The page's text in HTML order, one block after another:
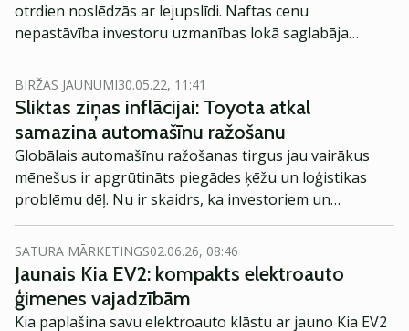
otrdien noslēdzās ar lejupslīdi. Naftas cenu
nepastāvība investoru uzmanības lokā saglabāja
inflācijas kāpumu, tāpat arī Federālās rezervju sistēmas
(FRS) monetārās politikas veidotāji bija noskaņoti
stingrāk nekā gaidīts.
BIRŽAS JAUNUMI30.05.22, 11:41
Sliktas ziņas inflācijai: Toyota atkal
samazina automašīnu ražošanu
Globālais automašīnu ražošanas tirgus jau vairākus
mēnešus ir apgrūtināts piegādes ķēžu un loģistikas
problēmu dēļ. Nu ir skaidrs, ka investoriem un
automašīnu pircējiem, kuri cer, ka situācija drīz
uzlabosies, nāksies vēl kādu laiku uzgaidīt, secina
izdevums Barron’s.
SATURA MĀRKETINGS02.06.26, 08:46
Jaunais Kia EV2: kompakts elektroauto
ģimenes vajadzībām
Kia paplašina savu elektroauto klāstu ar jauno Kia EV2